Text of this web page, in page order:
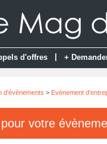
d'offres +
d'évènements > Evènement
votre